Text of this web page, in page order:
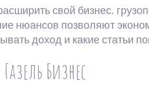
свой бизнес,
нюансов позволяют
доход и какие статьи
Бизнес